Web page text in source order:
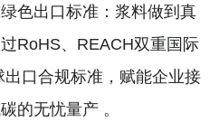
色出口标准：浆料做到真
RoHS、REACH双重国际
口合规标准，赋能企业接
的无忧量产 。